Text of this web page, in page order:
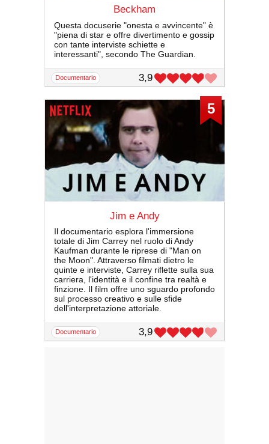
Beckham
Questa docuserie "onesta e avvincente" è
"piena di star e offre divertimento e gossip
con tante interviste schiette e
interessanti", secondo The Guardian.
documentario 3,9
5
Jim e Andy
Il documentario esplora l'immersione
totale di Jim Carrey nel ruolo di Andy
Kaufman durante le riprese di "Man on
the Moon". Attraverso filmati dietro le
quinte e interviste, Carrey riflette sulla sua
carriera, l'identità e il confine tra realtà e
finzione. Il film offre uno sguardo profondo
sul processo creativo e sulle sfide
dell'interpretazione attoriale.
documentario 3,9